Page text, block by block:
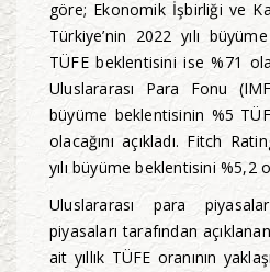
göre; Ekonomik İşbirliği ve
Türkiye’nin 2022 yılı
TÜFE beklentisini ise %71
Uluslararası Para Fonu
büyüme beklentisinin %5
olacağını açıkladı. Fitch
yılı büyüme beklentisini %5,2
Uluslararası para
piyasaları tarafından
ait yıllık TÜFE oranının